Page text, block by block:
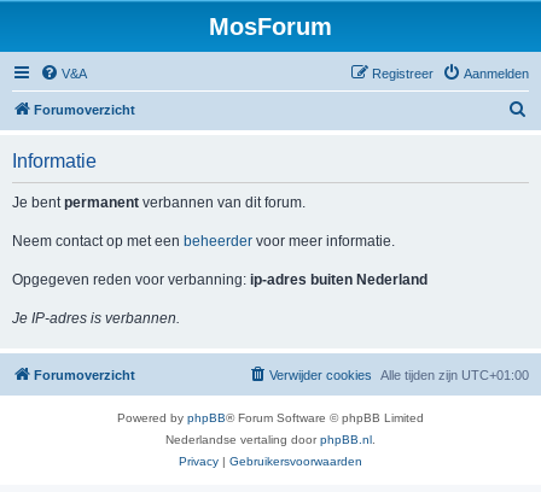
MosForum
V&A Aanmelden
Registreer
Forumoverzicht
Informatie
Je bentpermanent verbannen van dit forum.
Neem contact op met een beheerder voor meer informatie.
Opgegeven reden voor verbanning: ip-adres buiten Nederland
Je IP-adres is verbannen.
Forumoverzicht Alle tijden zijn UTC+01:00
Verwijder cookies
Powered by phpBB® Forum Software © phpBB Limited
Nederlandse vertaling doorphpBB.nl
Privacy | Gebruikersvoorwaarden